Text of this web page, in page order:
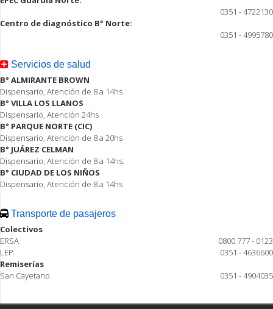
0351 - 4722130
Centro de diagnóstico B° Norte:
0351 - 4995780
Servicios de salud
B° ALMIRANTE BROWN
Dispensario, Atención de 8 a 14hs
B° VILLA LOS LLANOS
Dispensario, Atención 24hs
B° PARQUE NORTE (CIC)
Dispensario, Atención de 8 a 20hs
B° JUÁREZ CELMAN
Dispensario, Atención de 8 a 14hs.
B° CIUDAD DE LOS NIÑOS
Dispensario, Atención de 8 a 14hs
Transporte de pasajeros
Colectivos
ERSA
0800 777 - 0123
LEP
0351 - 4636600
Remiserías
San Cayetano
0351 - 4904035